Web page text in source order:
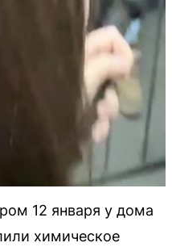
12 января у дома
химическое